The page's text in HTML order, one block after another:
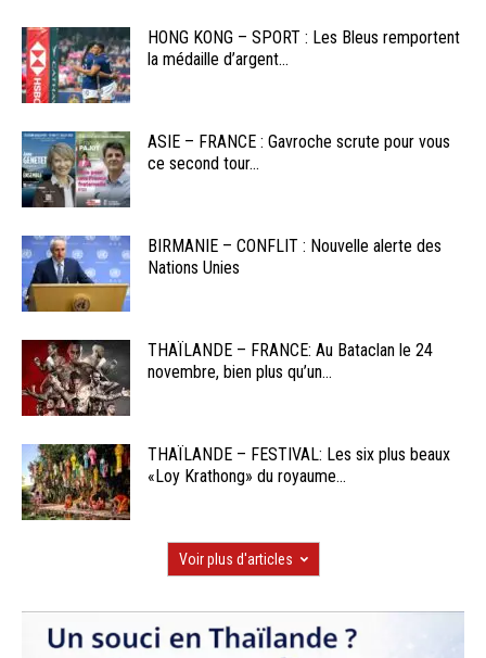
HONG KONG – SPORT : Les Bleus remportent
la médaille d’argent...
ASIE – FRANCE : Gavroche scrute pour vous
ce second tour...
BIRMANIE – CONFLIT : Nouvelle alerte des
Nations Unies
THAÏLANDE – FRANCE: Au Bataclan le 24
novembre, bien plus qu’un...
THAÏLANDE – FESTIVAL: Les six plus beaux
«Loy Krathong» du royaume...
Voir plus d'articles